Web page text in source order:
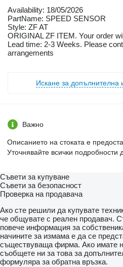
Availability: 18/05/2026
PartName: SPEED SENSOR
Style: ZF AT
ORIGINAL ZF ITEM. Your order
Lead time: 2-3 Weeks. Please
arrangements
Искане за
Важно
Описанието на стоката е
Уточнявайте всички подробности
Съвети за купуване
Съвети за безопасност
Проверка на продавача
Ако сте решили да купувате
че общувате с реален продавач.
повече информация за
начините за измама е да се
съществуваща фирма. Ако имате
съобщете ни за това за
формуляра за обратна връзка.